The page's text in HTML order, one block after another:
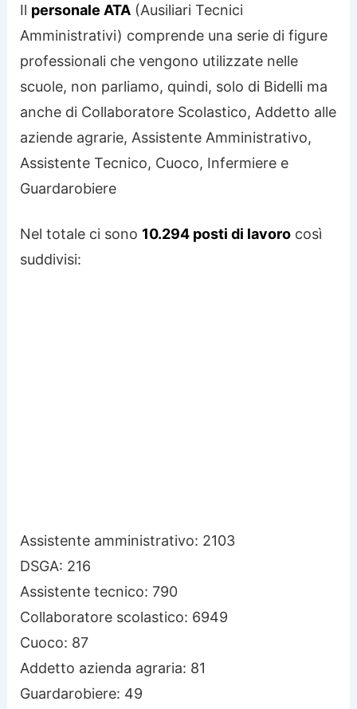
Il personale ATA (Ausiliari Tecnici
Amministrativi) comprende una serie di figure
professionali che vengono utilizzate nelle
scuole, non parliamo, quindi, solo di Bidelli ma
anche di Collaboratore Scolastico, Addetto alle
aziende agrarie, Assistente Amministrativo,
Assistente Tecnico, Cuoco, Infermiere e
Guardarobiere
Nel totale ci sono 10.294 posti di lavoro così
suddivisi:
Assistente amministrativo: 2103
DSGA: 216
Assistente tecnico: 790
Collaboratore scolastico: 6949
Cuoco: 87
Addetto azienda agraria: 81
Guardarobiere: 49